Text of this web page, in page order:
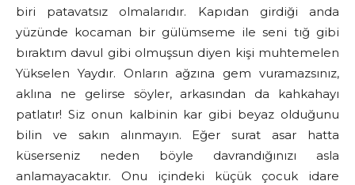
biri patavatsız olmalarıdır. Kapıdan girdiği anda
yüzünde kocaman bir gülümseme ile seni tığ gibi
bıraktım davul gibi olmuşsun diyen kişi muhtemelen
Yükselen Yaydır. Onların ağzına gem vuramazsınız,
aklına ne gelirse söyler, arkasından da kahkahayı
patlatır! Siz onun kalbinin kar gibi beyaz olduğunu
bilin ve sakın alınmayın. Eğer surat asar hatta
küserseniz neden böyle davrandığınızı asla
anlamayacaktır. Onu içindeki küçük çocuk idare